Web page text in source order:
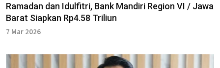
Ramadan dan Idulfitri, Bank Mandiri Region VI / Jawa
Barat Siapkan Rp4.58 Triliun
7 Mar 2026